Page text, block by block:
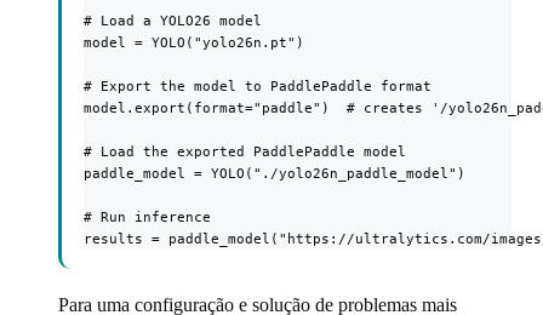
# Load a YOLO26 model
model = YOLO("yolo26n.pt")
# Export the model to PaddlePaddle format
model.export(format="paddle")  # creates '/
# Load the exported PaddlePaddle model
paddle_model = YOLO("./yolo26n_paddle_model")
# Run inference
results = paddle_model("https://ultralytics.com/
Para uma configuração e solução de problemas mais